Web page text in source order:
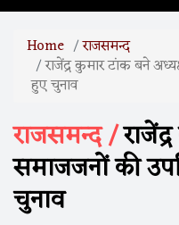
Home राजसमन्द
राजेंद्र कुमार टांक बने
हुए चुनाव
राजसमन्द /
समाजजनों की
चुनाव